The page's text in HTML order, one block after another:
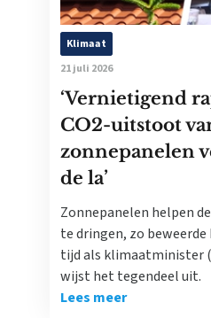
Klimaat
21 juli 2026
‘Vernietigend
CO2-uitstoot
zonnepanelen
de la’
Zonnepanelen helpen
te dringen, zo
tijd als klimaatminister
wijst het tegendeel uit.
Lees meer